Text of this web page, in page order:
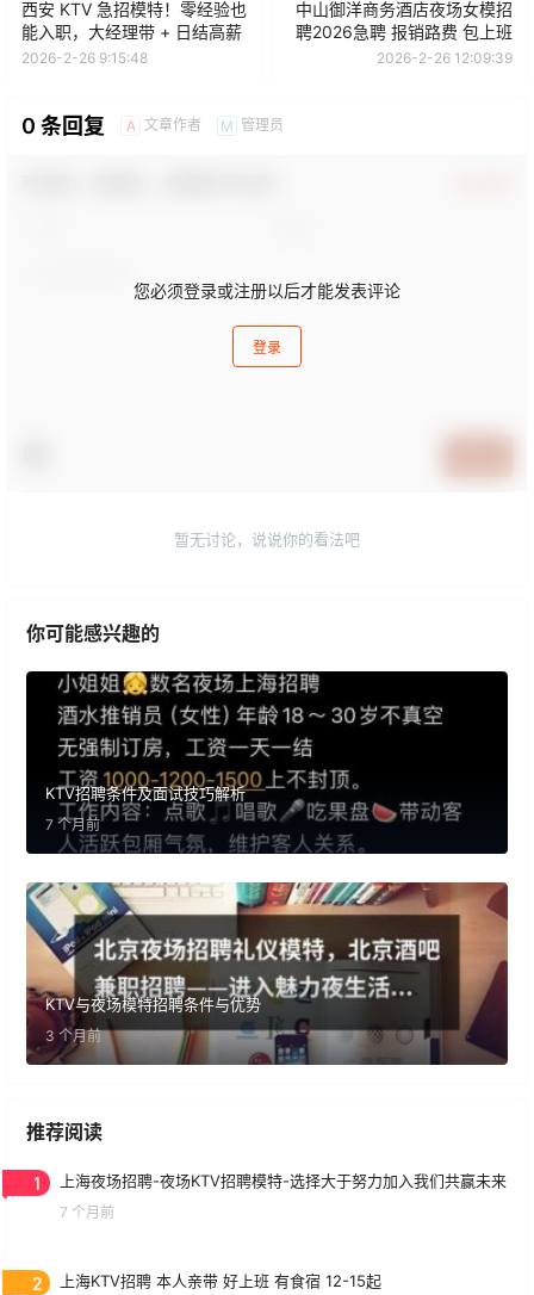
西安 KTV 急招模特！零经验也
能入职，大经理带 + 日结高薪
2026-2-26 9:15:48
中山御洋商务酒店夜场女模招
聘2026急聘 报销路费 包上班
2026-2-26 12:09:39
0 条回复 A 文章作者 M 管理员
您必须登录或注册以后才能发表评论
登录
暂无讨论，说说你的看法吧
你可能感兴趣的
KTV招聘条件及面试技巧解析
7 个月前
KTV与夜场模特招聘条件与优势
3 个月前
推荐阅读
1 上海夜场招聘-夜场KTV招聘模特-选择大于努力加入我们共赢未来
7 个月前
2 上海KTV招聘 本人亲带 好上班 有食宿 12-15起